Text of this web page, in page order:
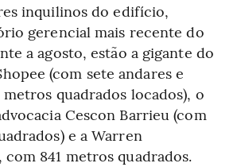
inquilinos do edifício,
gerencial mais recente do
a agosto, estão a gigante do
(com sete andares e
quadrados locados), o
Cescon Barrieu (com
e a Warren
841 metros quadrados.